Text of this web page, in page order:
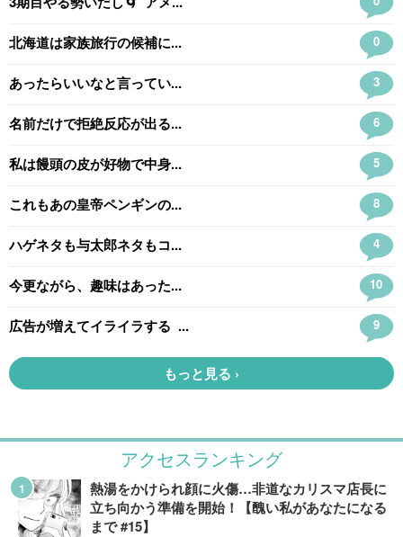
アクセスランキング
熱湯をかけられ顔に火傷…非道なカリスマ店長に
立ち向かう準備を開始！【醜い私があなたになる
まで #15】